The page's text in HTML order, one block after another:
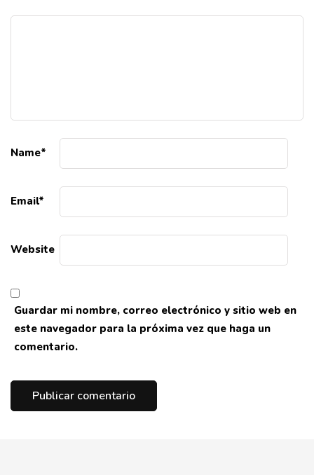
Name*
Email*
Website
Guardar mi nombre, correo electrónico y sitio web en
este navegador para la próxima vez que haga un
comentario.